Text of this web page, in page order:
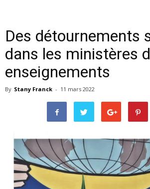
Des détournements
dans les ministères
enseignements
By Stany Franck - 11 mars 2022